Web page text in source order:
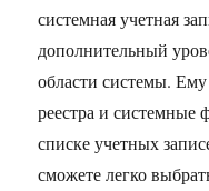
системная учетная
дополнительный
области системы.
реестра и системные
списке учетных
сможете легко